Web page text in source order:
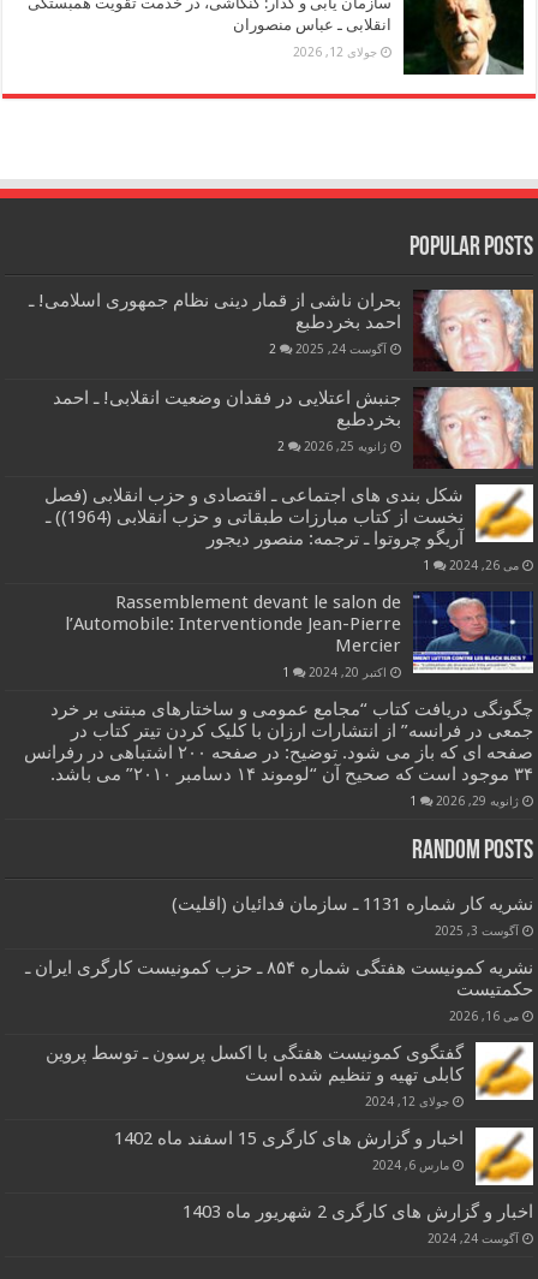
انقلابی ـ عباس منصوران
جولای 12, 2026
Popular Posts
بحران ناشی از قمار دینی نظام جمهوری اسلامی! ـ
احمد بخردطبع
آگوست 24, 2025 2
جنبش اعتلایی در فقدان وضعیت انقلابی! ـ احمد
بخردطبع
ژانویه 25, 2026 2
شکل بندی های اجتماعی ـ اقتصادی و حزب انقلابی (فصل
نخست از کتاب مبارزات طبقاتی و حزب انقلابی (1964)) ـ
آریگو چروتوا ـ ترجمه: منصور دیجور
می 26, 2024 1
Rassemblement devant le salon de
l’Automobile: Interventionde Jean-Pierre
Mercier
اکتبر 20, 2024 1
چگونگی دریافت کتاب “مجامع عمومی و ساختارهای مبتنی بر خرد
جمعی در فرانسه” از انتشارات ارزان با کلیک کردن تیتر کتاب در
صفحه ای که باز می شود. توضیح: در صفحه ۲۰۰ اشتباهی در رفرانس
۳۴ موجود است که صحیح آن “لوموند ۱۴ دسامبر ۲۰۱۰” می باشد.
ژانویه 29, 2026 1
Random Posts
نشریه کار شماره 1131 ـ سازمان فدائیان (اقلیت)
آگوست 3, 2025
نشریه کمونیست هفتگی شماره ۸۵۴ ـ حزب کمونیست کارگری ایران ـ
حکمتیست
می 16, 2026
گفتگوی کمونیست هفتگی با اکسل پرسون ـ توسط پروین
کابلی تهیه و تنظیم شده است
جولای 12, 2024
اخبار و گزارش های کارگری 15 اسفند ماه 1402
مارس 6, 2024
اخبار و گزارش های کارگری 2 شهریور ماه 1403
آگوست 24, 2024